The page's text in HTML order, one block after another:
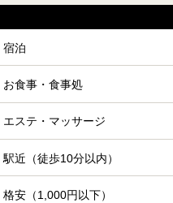
宿泊
お食事・食事処
エステ・マッサージ
駅近（徒歩10分以内）
格安（1,000円以下）